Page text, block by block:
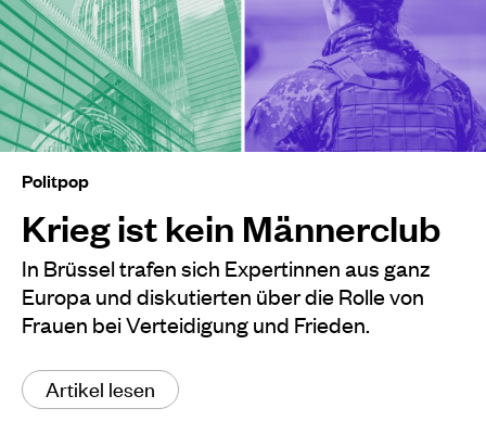
Politpop
Krieg ist kein Männerclub
In Brüssel trafen sich Expertinnen aus ganz
Europa und diskutierten über die Rolle von
Frauen bei Verteidigung und Frieden.
Artikel lesen